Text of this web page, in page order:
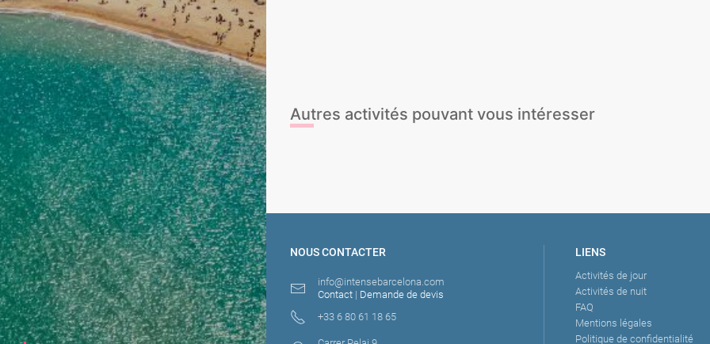
Autres activités pouvant vous intéresser
NOUS CONTACTER
info@intensebarcelona.com
Contact | Demande de devis
+33 6 80 61 18 65
LIENS
Activités de jour
Activités de nuit
FAQ
Mentions légales
Politique de confidentialité